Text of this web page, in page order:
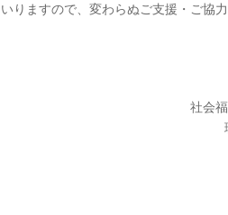
りますので、変わらぬご支援・ご協
社会